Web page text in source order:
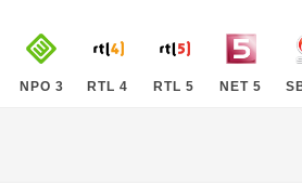
NPO 3 RTL 4 RTL 5 NET 5